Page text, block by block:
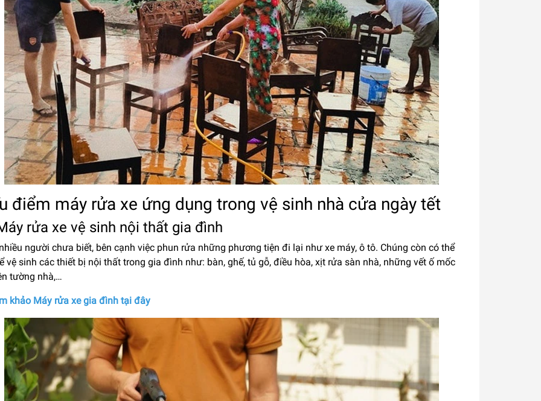
điểm máy rửa xe ứng dụng trong vệ sinh nhà cửa ngày tết
rửa xe vệ sinh nội thất gia đình
người chưa biết, bên cạnh việc phun rửa những phương tiện đi lại như xe máy, ô tô. Chúng còn có thể
vệ sinh các thiết bị nội thất trong gia đình như: bàn, ghế, tủ gỗ, điều hòa, xịt rửa sàn nhà, những vết ố mốc
tường nhà,…
khảo Máy rửa xe gia đình tại đây